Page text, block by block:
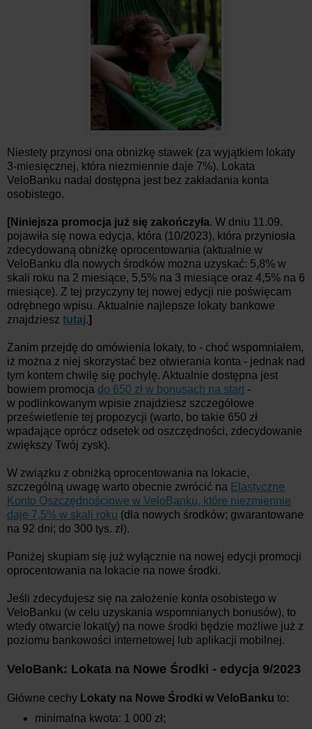
Niestety przynosi ona obniżkę stawek (za wyjątkiem lokaty
3-miesięcznej, która niezmiennie daje 7%). Lokata
VeloBanku nadal dostępna jest bez zakładania konta
osobistego.
[Niniejsza promocja już się zakończyła. W dniu 11.09.
pojawiła się nowa edycja, która (10/2023), która przyniosła
zdecydowaną obniżkę oprocentowania (aktualnie w
VeloBanku dla nowych środków można uzyskać: 5,8% w
skali roku na 2 miesiące, 5,5% na 3 miesiące oraz 4,5% na 6
miesiące). Z tej przyczyny tej nowej edycji nie poświęcam
odrębnego wpisu. Aktualnie najlepsze lokaty bankowe
znajdziesz tutaj.]
Zanim przejdę do omówienia lokaty, to - choć wspomniałem,
iż można z niej skorzystać bez otwierania konta - jednak nad
tym kontem chwilę się pochylę. Aktualnie dostępna jest
bowiem promocja do 650 zł w bonusach na start -
w podlinkowanym wpisie znajdziesz szczegółowe
prześwietlenie tej propozycji (warto, bo takie 650 zł
wpadające oprócz odsetek od oszczędności, zdecydowanie
zwiększy Twój zysk).
W związku z obniżką oprocentowania na lokacie,
szczególną uwagę warto obecnie zwrócić na Elastyczne
Konto Oszczędnościowe w VeloBanku, które niezmiennie
daje 7,5% w skali roku (dla nowych środków; gwarantowane
na 92 dni; do 300 tys. zł).
Poniżej skupiam się już wyłącznie na nowej edycji promocji
oprocentowania na lokacie na nowe środki.
Jeśli zdecydujesz się na założenie konta osobistego w
VeloBanku (w celu uzyskania wspomnianych bonusów), to
wtedy otwarcie lokat(y) na nowe środki będzie możliwe już z
poziomu bankowości internetowej lub aplikacji mobilnej.
VeloBank: Lokata na Nowe Środki - edycja 9/2023
Główne cechy Lokaty na Nowe Środki w VeloBanku to:
minimalna kwota: 1 000 zł;